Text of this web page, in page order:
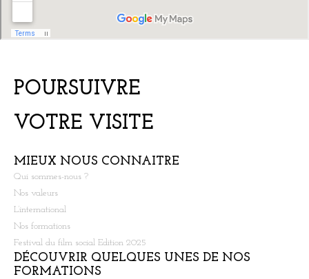
POURSUIVRE
VOTRE VISITE
MIEUX NOUS CONNAITRE
Qui sommes-nous ?
Nos valeurs
L’international
Nos formations
Festival du film social Edition 2025
DÉCOUVRIR QUELQUES UNES DE NOS
FORMATIONS